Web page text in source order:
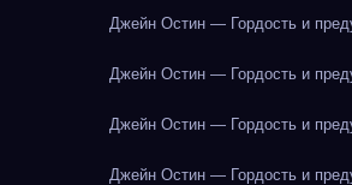
Джейн Остин — Гордость и
Джейн Остин — Гордость и
Джейн Остин — Гордость и
Джейн Остин — Гордость и